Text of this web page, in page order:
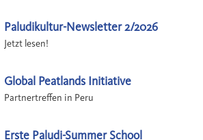
Paludikultur-Newsletter 2/2026
Jetzt lesen!
Global Peatlands Initiative
Partnertreffen in Peru
Erste Paludi-Summer School